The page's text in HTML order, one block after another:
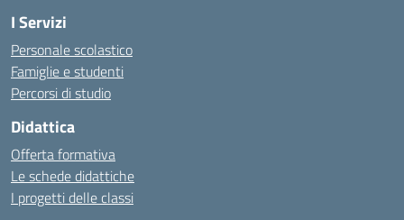
I Servizi
Personale scolastico
Famiglie e studenti
Percorsi di studio
Didattica
Offerta formativa
Le schede didattiche
I progetti delle classi